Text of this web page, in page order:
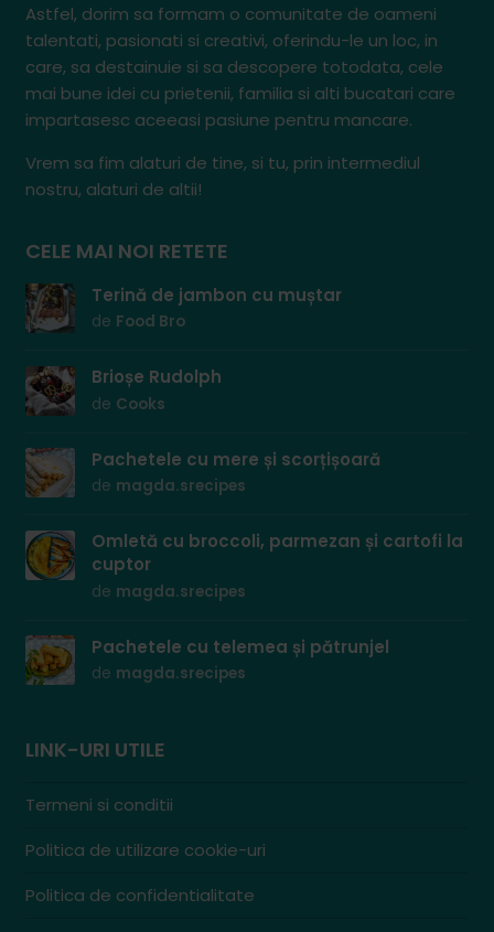
Astfel, dorim sa formam o comunitate de oameni
talentati, pasionati si creativi, oferindu-le un loc, in
care, sa destainuie si sa descopere totodata, cele
mai bune idei cu prietenii, familia si alti bucatari care
impartasesc aceeasi pasiune pentru mancare.
Vrem sa fim alaturi de tine, si tu, prin intermediul
nostru, alaturi de altii!
CELE MAI NOI RETETE
Terină de jambon cu muștar
de Food Bro
Brioșe Rudolph
de Cooks
Pachetele cu mere și scorțișoară
de magda.srecipes
Omletă cu broccoli, parmezan și cartofi la
cuptor
de magda.srecipes
Pachetele cu telemea și pătrunjel
de magda.srecipes
LINK-URI UTILE
Termeni si conditii
Politica de utilizare cookie-uri
Politica de confidentialitate